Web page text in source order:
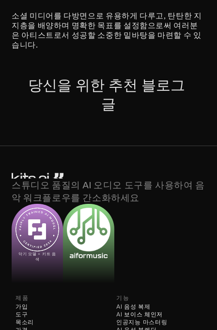
소셜 미디어를 다방면으로 유용하게 다루고, 탄탄한 지
지층을 배양하며 명확한 목표를 설정함으로써 여러분
은 아티스트로서 성공할 소중한 밑바탕을 마련할 수 있
습니다.
당신을 위한 추천 블로그
글
스튜디오 품질의 AI 오디오 도구를 사용하여 음
악 워크플로우를 간소화하세요
악기 모델 + 키트 음
색
제품
가입
도구
목소리
기능
AI 음성 복제
AI 보이스 체인저
인공지능 마스터링